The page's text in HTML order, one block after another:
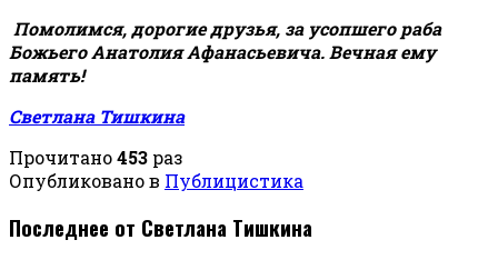
Помолимся, дорогие друзья, за усопшего раба
Божьего Анатолия Афанасьевича. Вечная ему
память!
Светлана Тишкина
Прочитано453 раз
Опубликовано в Публицистика
Последнее от Светлана Тишкина